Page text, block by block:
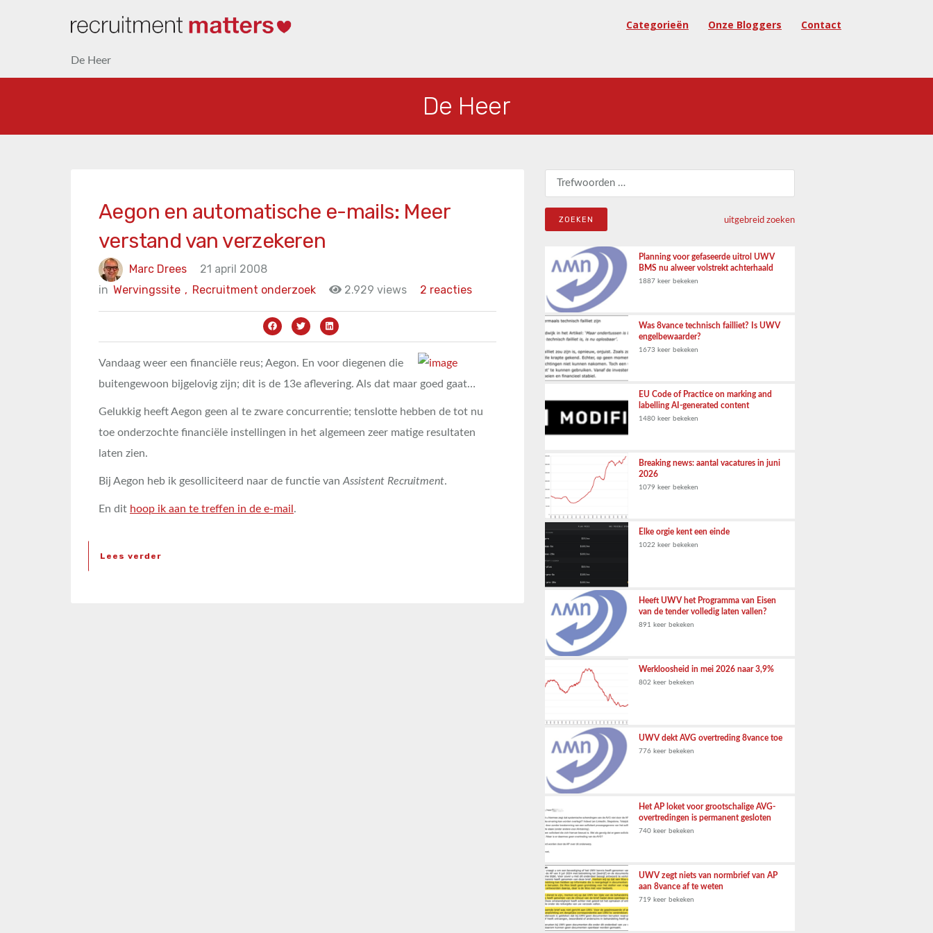
Categorieën Onze Bloggers Contact
De Heer
De Heer
Aegon en automatische e-mails: Meer
verstand van verzekeren
Marc Drees
21 april 2008
in
Recruitment onderzoek
Wervingssite , 2.929 views 2 reacties
Vandaag weer een financiële reus; Aegon. En voor diegenen die
buitengewoon bijgelovig zijn; dit is de 13e aflevering. Als dat maar goed gaat…
Gelukkig heeft Aegon geen al te zware concurrentie; tenslotte hebben de tot nu
toe onderzochte financiële instellingen in het algemeen zeer matige resultaten
laten zien.
Bij Aegon heb ik gesolliciteerd naar de functie van Assistent Recruitment.
En dit hoop ik aan te treffen in de e-mail .
Lees verder
Zoeken naar:
uitgebreid zoeken
Planning voor gefaseerde uitrol UWV
BMS nu alweer volstrekt achterhaald
1887 keer bekeken
Was 8vance technisch failliet? Is UWV
engelbewaarder?
1673 keer bekeken
EU Code of Practice on marking and
labelling AI-generated content
1480 keer bekeken
Breaking news: aantal vacatures in juni
2026
1079 keer bekeken
Elke orgie kent een einde
1022 keer bekeken
Heeft UWV het Programma van Eisen
van de tender volledig laten vallen?
891 keer bekeken
Werkloosheid in mei 2026 naar 3,9%
802 keer bekeken
UWV dekt AVG overtreding 8vance toe
776 keer bekeken
Het AP loket voor grootschalige AVG-
overtredingen is permanent gesloten
740 keer bekeken
UWV zegt niets van normbrief van AP
aan 8vance af te weten
719 keer bekeken